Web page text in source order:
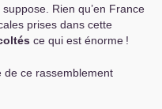
Rien qu’en France
prises dans cette
ce qui est énorme !
de ce rassemblement